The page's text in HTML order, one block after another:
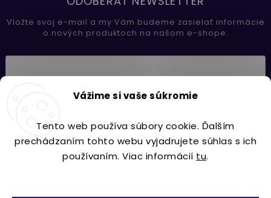
Vážime si vaše súkromie
Tento web používa súbory cookie. Ďalším
prechádzaním tohto webu vyjadrujete súhlas s ich
používaním. Viac informácií tu.
Vložte svoj e-mail a my Vám budeme zasielať informácie
o nových produktoch na našom e-shope.
Prihlásiť sa